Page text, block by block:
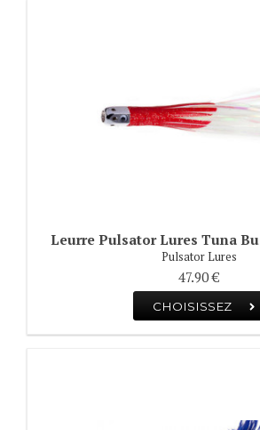
Leurre Pulsator Lures Tuna
Pulsator Lures
47.90 €
CHOISISSEZ